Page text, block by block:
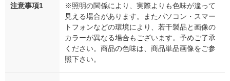
注意事項1
※照明の関係により、実際よりも色味が違って
見える場合があります。またパソコン・スマー
トフォンなどの環境により、若干製品と画像の
カラーが異なる場合もございます。予めご了承
ください。商品の色味は、商品単品画像をご参
照下さい。